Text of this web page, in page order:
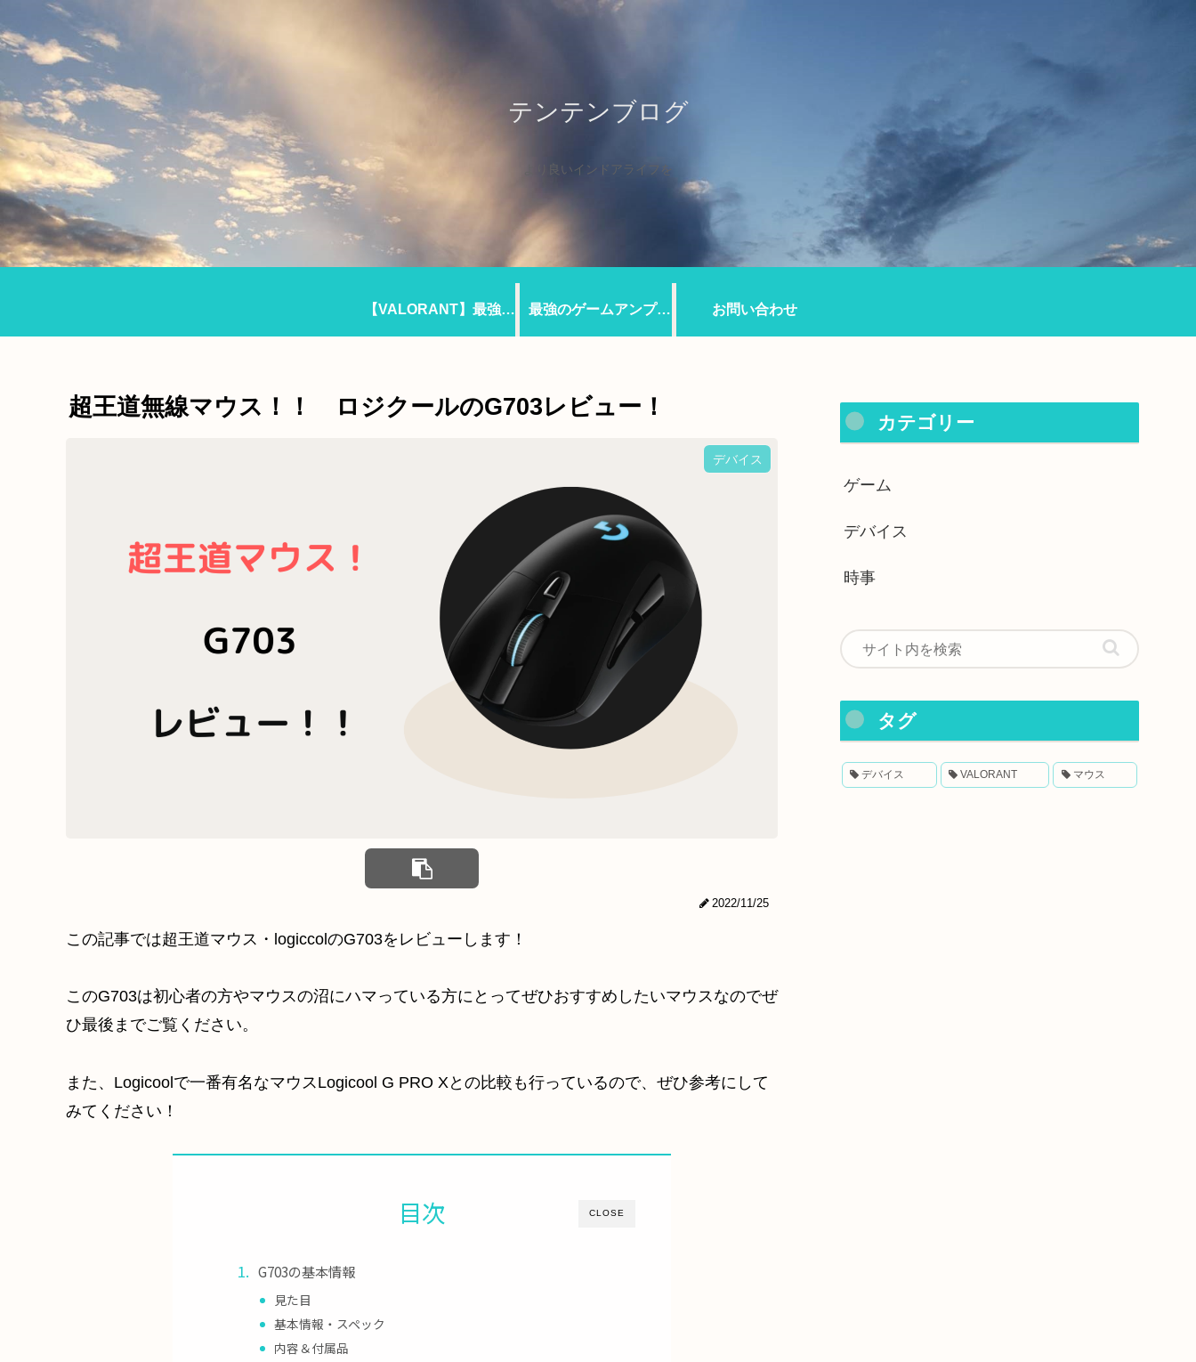
テンテンブログ
より良いインドアライフを
【VALORANT】最強の
KAY/Oのアビリティ・
最強のゲームアンプ⁉
GAMEDACをレビュ
お問い合わせ
超王道無線マウス！！ ロジクールのG703レビュー！
デバイス
2022/11/25
この記事では超王道マウス・logiccolのG703をレビューします！
このG703は初心者の方やマウスの沼にハマっている方にとってぜひおすすめしたいマウスなのでぜ
ひ最後までご覧ください。
また、Logicoolで一番有名なマウスLogicool G PRO Xとの比較も行っているので、ぜひ参考にして
みてください！
CLOSE
目次
G703の基本情報
見た目
基本情報・スペック
内容＆付属品
カテゴリー
ゲーム
デバイス
時事
タグ
デバイス VALORANT マウス